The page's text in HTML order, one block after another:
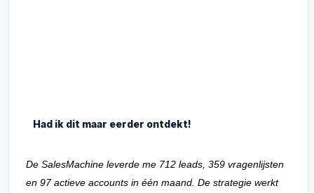
Had ik dit maar eerder ontdekt!
De SalesMachine leverde me 712 leads, 359 vragenlijsten
en 97 actieve accounts in één maand. De strategie werkt